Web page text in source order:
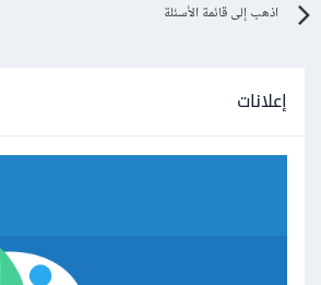
اذهب إلى قائمة الأسئلة
إعلانات